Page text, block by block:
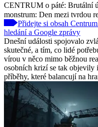
CENTRUM o páté: Brutální
monstrum: Den mezi tvrdou
Přidejte si obsah
hledání a Google zprávy
Dnešní události spojovalo
skutečné, a tím, co lidé
vírou v něco mimo běžnou
osobních krizí se tak objevily
příběhy, které balancují na